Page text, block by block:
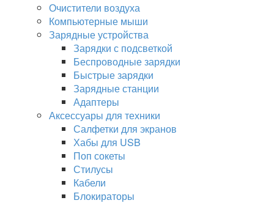
Очистители воздуха
Компьютерные мыши
Зарядные устройства
Зарядки с подсветкой
Беспроводные зарядки
Быстрые зарядки
Зарядные станции
Адаптеры
Аксессуары для техники
Салфетки для экранов
Хабы для USB
Поп сокеты
Стилусы
Кабели
Блокираторы